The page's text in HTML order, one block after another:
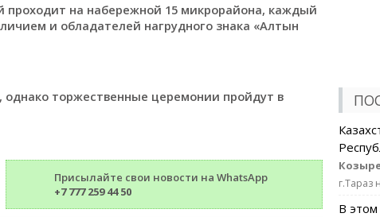
на набережной 15 микрорайона, каждый
и обладателей нагрудного знака «Алтын
однако торжественные церемонии пройдут в
Присылайте свои новости на WhatsApp
+7 777 259 44 50
г.Тараз
В этом